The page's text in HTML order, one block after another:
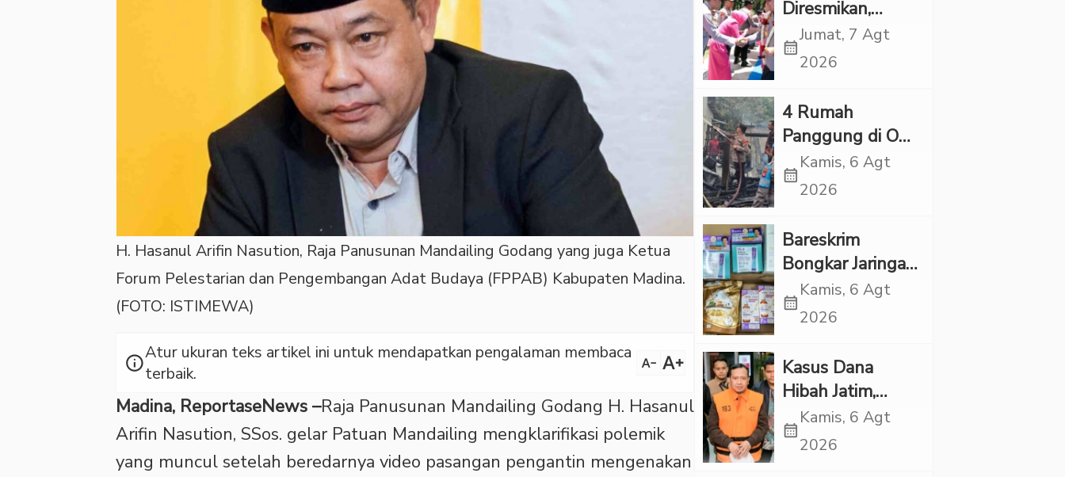
H. Hasanul Arifin Nasution, Raja Panusunan Mandailing Godang yang juga Ketua
Forum Pelestarian dan Pengembangan Adat Budaya (FPPAB) Kabupaten Madina.
(FOTO: ISTIMEWA)
infoAtur ukuran teks artikel ini untuk mendapatkan pengalaman membaca
terbaik.
text_decrease text_increase
Madina, ReportaseNews –Raja Panusunan Mandailing Godang H. Hasanul
Arifin Nasution, SSos. gelar Patuan Mandailing mengklarifikasi polemik
yang muncul setelah beredarnya video pasangan pengantin mengenakan
Diresmikan,
Begini
Tanggapan
calendar_month
Jumat, 7 Agt
2026
‎4 Rumah
Panggung di OKI
Ludes Terbakar,
Kerugian Capai
calendar_month
Kamis, 6 Agt
2026
Bareskrim
Bongkar Jaringan
Etomidate dari
Thailand, 4
calendar_month
Kamis, 6 Agt
2026
Kasus Dana
Hibah Jatim,
Siliwangi: Partai
Punya Tanggung
calendar_month
Kamis, 6 Agt
2026